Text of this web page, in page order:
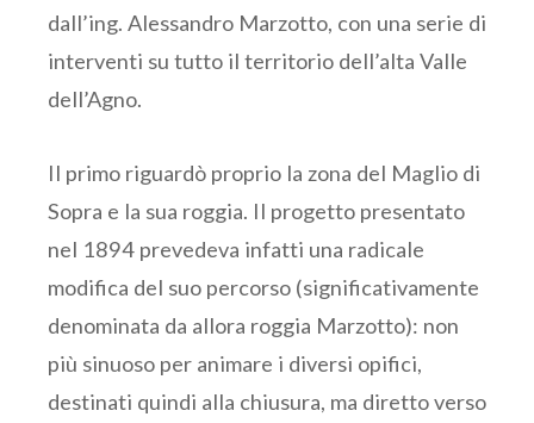
dall’ing. Alessandro Marzotto, con una serie di
interventi su tutto il territorio dell’alta Valle
dell’Agno.
Il primo riguardò proprio la zona del Maglio di
Sopra e la sua roggia. Il progetto presentato
nel 1894 prevedeva infatti una radicale
modifica del suo percorso (significativamente
denominata da allora roggia Marzotto): non
più sinuoso per animare i diversi opifici,
destinati quindi alla chiusura, ma diretto verso